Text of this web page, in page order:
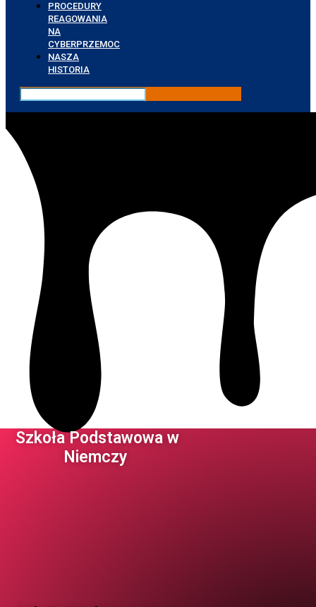
PROCEDURY
REAGOWANIA
NA
CYBERPRZEMOC
NASZA
HISTORIA
Szkoła Podstawowa w
Niemczy ​